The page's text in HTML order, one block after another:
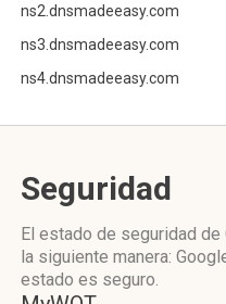
ns2.dnsmadeeasy.com
ns3.dnsmadeeasy.com
ns4.dnsmadeeasy.com
Seguridad
El estado de seguridad
la siguiente manera:
estado es seguro.